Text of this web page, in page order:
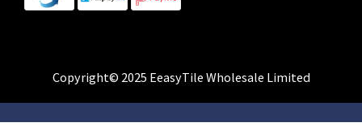
Copyright© 2025 EeasyTile Wholesale Limited